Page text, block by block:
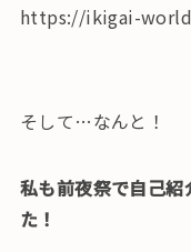
https://ikigai-
そして…なんと！
私も前夜祭で自己
た！